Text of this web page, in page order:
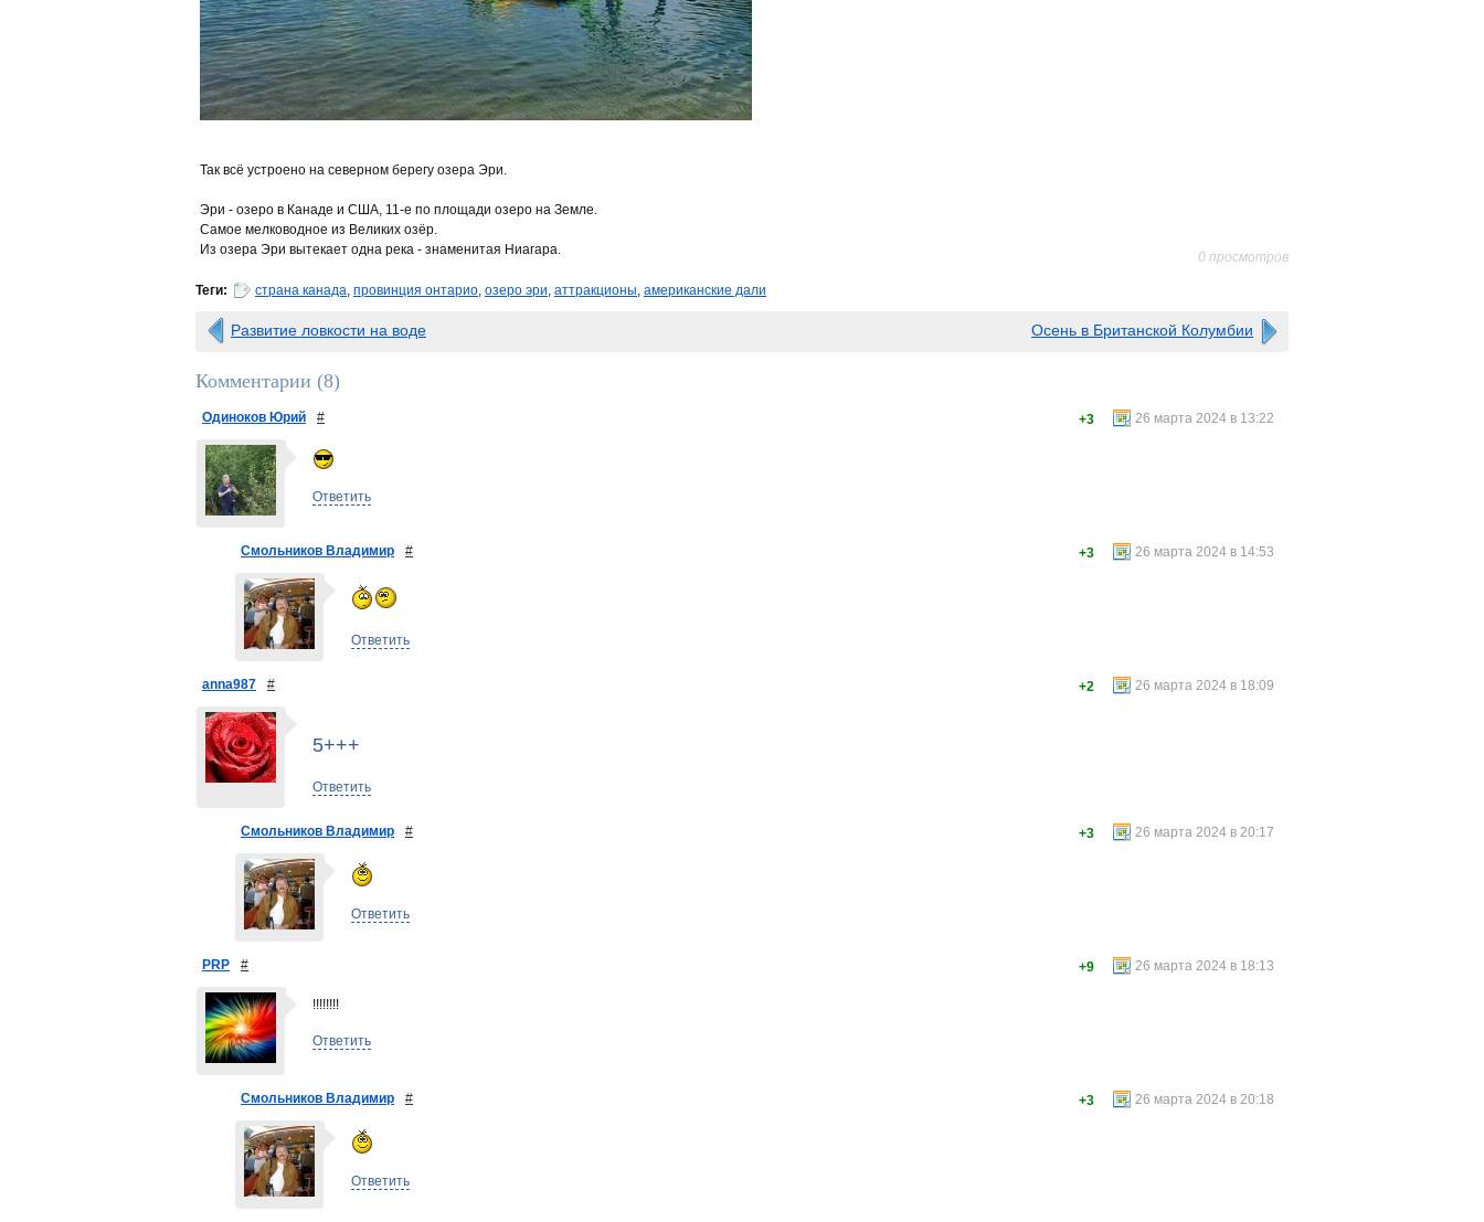
Так всё устроено на северном берегу озера Эри.
Эри - озеро в Канаде и США, 11-е по площади озеро на Земле.
Самое мелководное из Великих озёр.
Из озера Эри вытекает одна река - знаменитая Ниагара.
0 просмотров
Теги: страна канада, провинция онтарио, озеро эри, аттракционы, американские дали
Развитие ловкости на воде Осень в Британской Колумбии
Комментарии (8)
Одиноков Юрий # 26 марта 2024 в 13:22
+3
Ответить
Смольников Владимир # 26 марта 2024 в 14:53
+3
Ответить
anna987 # 26 марта 2024 в 18:09
+2
5+++
Ответить
Смольников Владимир # 26 марта 2024 в 20:17
+3
Ответить
PRP # 26 марта 2024 в 18:13
+9
!!!!!!!!
Ответить
Смольников Владимир # 26 марта 2024 в 20:18
+3
Ответить